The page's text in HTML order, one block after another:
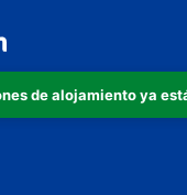
de alojamiento ya